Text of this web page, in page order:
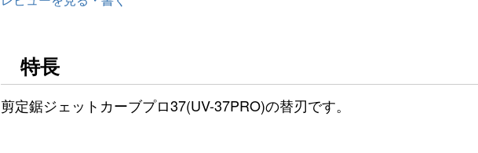
特長
剪定鋸ジェットカーブプロ37(UV-37PRO)の替刃です。